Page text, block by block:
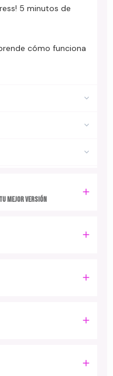
5 minutos de
cómo funciona
mejor versión